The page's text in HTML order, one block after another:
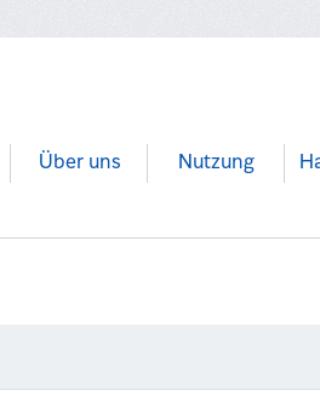
Über uns Nutzung